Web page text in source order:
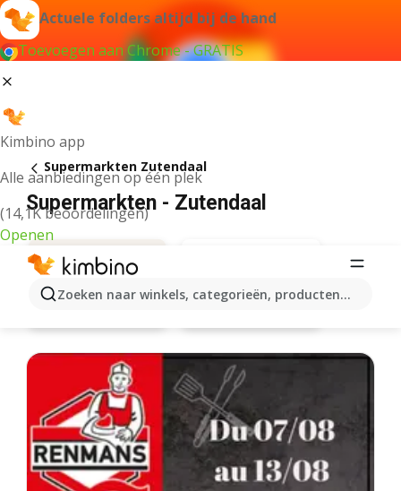
Actuele folders altijd bij de hand
Toevoegen aan Chrome - GRATIS
Kimbino app
Alle aanbiedingen op één plek
(14,1K beoordelingen)
Openen
Zoeken naar winkels, categorieën, producten...
Supermarkten Zutendaal
Supermarkten - Zutendaal